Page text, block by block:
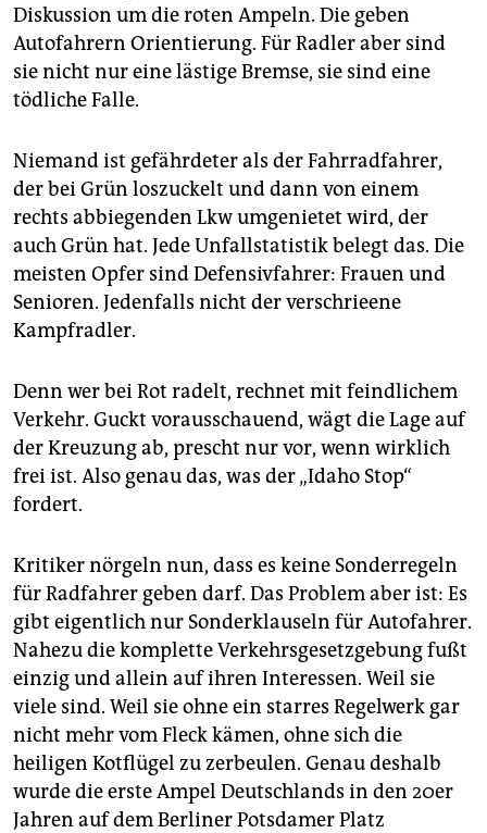
Diskussion um die roten Ampeln. Die geben
Autofahrern Orientierung. Für Radler aber sind
sie nicht nur eine lästige Bremse, sie sind eine
tödliche Falle.
Niemand ist gefährdeter als der Fahrradfahrer,
der bei Grün loszuckelt und dann von einem
rechts abbiegenden Lkw umgenietet wird, der
auch Grün hat. Jede Unfallstatistik belegt das. Die
meisten Opfer sind Defensivfahrer: Frauen und
Senioren. Jedenfalls nicht der verschrieene
Kampfradler.
Denn wer bei Rot radelt, rechnet mit feindlichem
Verkehr. Guckt vorausschauend, wägt die Lage auf
der Kreuzung ab, prescht nur vor, wenn wirklich
frei ist. Also genau das, was der „Idaho Stop“
fordert.
Kritiker nörgeln nun, dass es keine Sonderregeln
für Radfahrer geben darf. Das Problem aber ist: Es
gibt eigentlich nur Sonderklauseln für Autofahrer.
Nahezu die komplette Verkehrsgesetzgebung fußt
einzig und allein auf ihren Interessen. Weil sie
viele sind. Weil sie ohne ein starres Regelwerk gar
nicht mehr vom Fleck kämen, ohne sich die
heiligen Kotflügel zu zerbeulen. Genau deshalb
wurde die erste Ampel Deutschlands in den 20er
Jahren auf dem Berliner Potsdamer Platz